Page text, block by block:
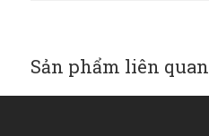
Sản phẩm liên quan